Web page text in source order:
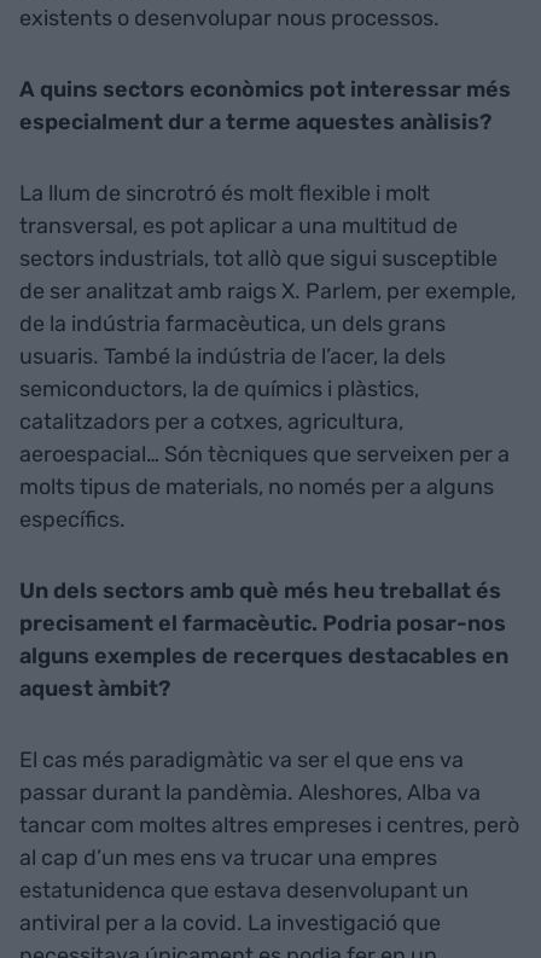
existents o desenvolupar nous processos.
A quins sectors econòmics pot interessar més
especialment dur a terme aquestes anàlisis?
La llum de sincrotró és molt flexible i molt
transversal, es pot aplicar a una multitud de
sectors industrials, tot allò que sigui susceptible
de ser analitzat amb raigs X. Parlem, per exemple,
de la indústria farmacèutica, un dels grans
usuaris. També la indústria de l’acer, la dels
semiconductors, la de químics i plàstics,
catalitzadors per a cotxes, agricultura,
aeroespacial… Són tècniques que serveixen per a
molts tipus de materials, no només per a alguns
específics.
Un dels sectors amb què més heu treballat és
precisament el farmacèutic. Podria posar-nos
alguns exemples de recerques destacables en
aquest àmbit?
El cas més paradigmàtic va ser el que ens va
passar durant la pandèmia. Aleshores, Alba va
tancar com moltes altres empreses i centres, però
al cap d’un mes ens va trucar una empres
estatunidenca que estava desenvolupant un
antiviral per a la covid. La investigació que